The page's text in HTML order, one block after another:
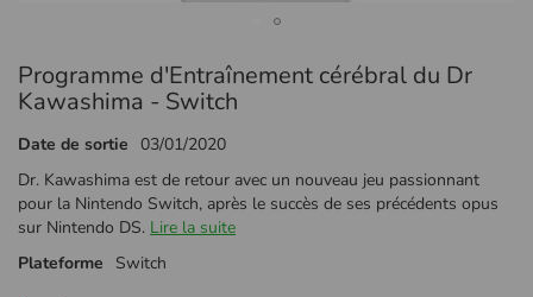
au
début
la
d’images
Programme d'Entraînement cérébral du Dr
Kawashima - Switch
Date de sortie 03/01/2020
Dr. Kawashima est de retour avec un nouveau jeu passionnant
pour la Nintendo Switch, après le succès de ses précédents opus
sur Nintendo DS. Lire la suite
Plateforme
Switch